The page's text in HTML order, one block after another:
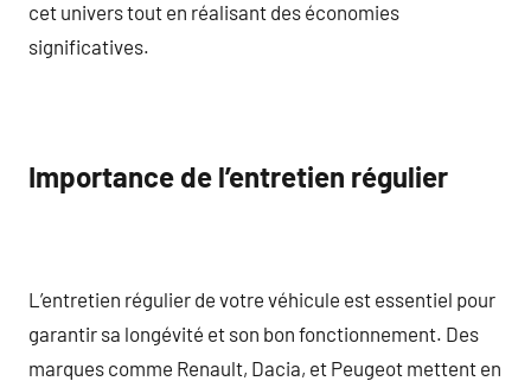
cet univers tout en réalisant des économies
significatives.
Importance de l’entretien régulier
L’entretien régulier de votre véhicule est essentiel pour
garantir sa longévité et son bon fonctionnement. Des
marques comme Renault, Dacia, et Peugeot mettent en